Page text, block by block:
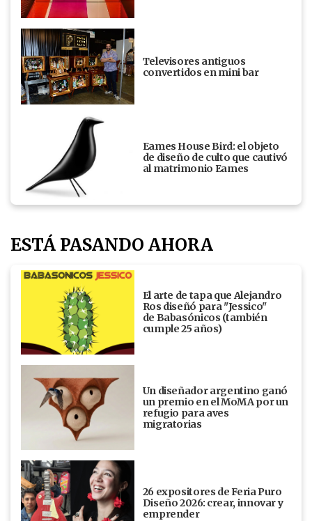
Televisores antiguos
convertidos en mini bar
Eames House Bird: el objeto
de diseño de culto que cautivó
al matrimonio Eames
ESTÁ PASANDO AHORA
El arte de tapa que Alejandro
Ros diseñó para "Jessico"
de Babasónicos (también
cumple 25 años)
Un diseñador argentino ganó
un premio en el MoMA por un
refugio para aves
migratorias
26 expositores de Feria Puro
Diseño 2026: crear, innovar y
emprender